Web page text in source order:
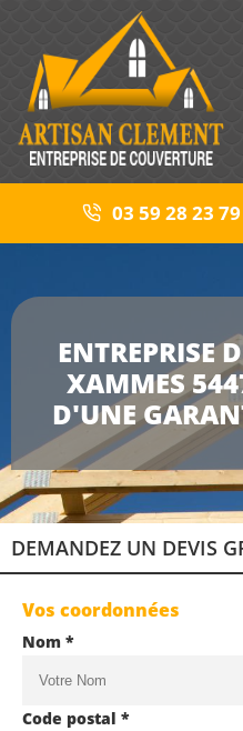
03 59 28 23 79
ENTREPRISE
XAMMES
D'UNE
DEMANDEZ UN DEVIS
Vos coordonnées
Nom *
Code postal *